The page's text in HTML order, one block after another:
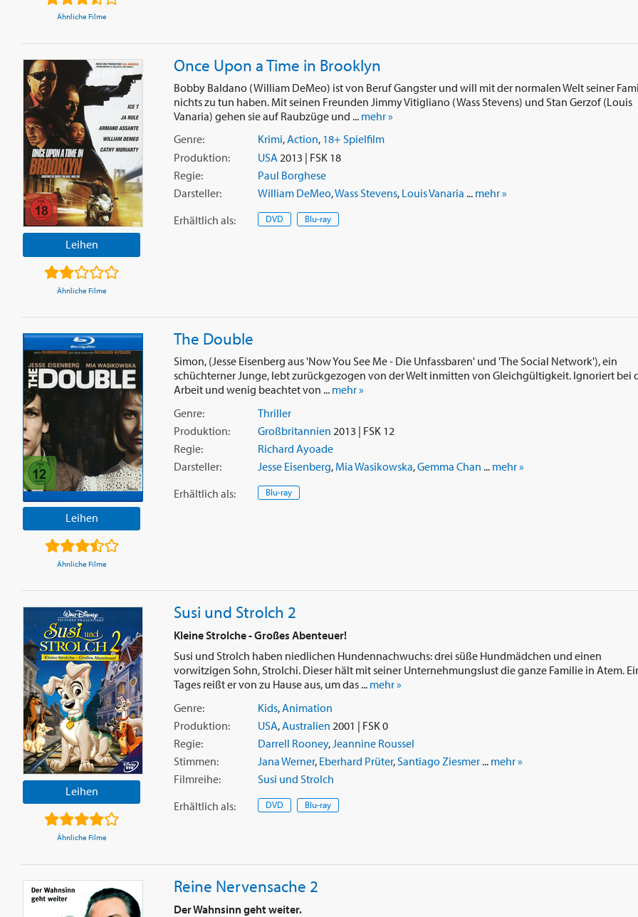
Ähnliche Filme
Leihen
Ähnliche Filme
Once Upon a Time in Brooklyn
Bobby Baldano (William DeMeo) ist von Beruf Gangster und will mit der normalen Welt seiner
nichts zu tun haben. Mit seinen Freunden Jimmy Vitigliano (Wass Stevens) und Stan Gerzof (Louis
Vanaria) gehen sie auf Raubzüge und ... mehr »
Genre:
Krimi,Action, 18+ Spielfilm
Produktion:
USA 2013 | FSK 18
Regie:
Paul Borghese
Darsteller:
William DeMeo,Wass Stevens, Louis Vanaria ... mehr »
Erhältlich als: DVD Blu-ray
Leihen
Ähnliche Filme
The Double
Simon, (Jesse Eisenberg aus 'Now You See Me - Die Unfassbaren' und 'The Social Network'), ein
schüchterner Junge, lebt zurückgezogen von der Welt inmitten von Gleichgültigkeit. Ignoriert bei
Arbeit und wenig beachtet von ... mehr »
Genre:
Thriller
Produktion:
Großbritannien 2013 | FSK 12
Regie:
Richard Ayoade
Darsteller:
Jesse Eisenberg, Mia Wasikowska,Gemma Chan ... mehr »
Erhältlich als: Blu-ray
Leihen
Ähnliche Filme
Susi und Strolch 2
Kleine Strolche - Großes Abenteuer!
Susi und Strolch haben niedlichen Hundennachwuchs: drei süße Hundmädchen und einen
vorwitzigen Sohn, Strolchi. Dieser hält mit seiner Unternehmungslust die ganze Familie in Atem.
Tages reißt er von zu Hause aus, um das ... mehr »
Genre:
Kids,Animation
Produktion:
USA,Australien 2001 | FSK 0
Regie:
Darrell Rooney,Jeannine Roussel
Stimmen:
Jana Werner, Eberhard Prüter,Santiago Ziesmer... mehr »
Filmreihe:
Susi und Strolch
Erhältlich als: DVD Blu-ray
Reine Nervensache 2
Der Wahnsinn geht weiter.